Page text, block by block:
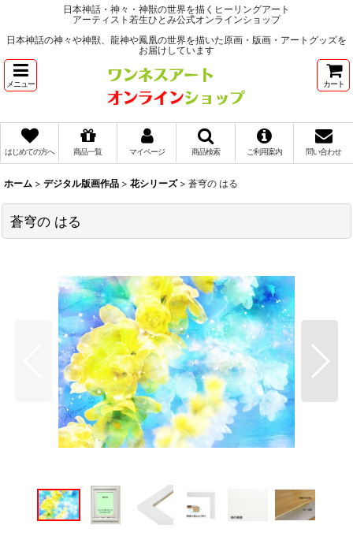
日本神話・神々・神獣の世界を描くヒーリングアート
アーティスト若生ひとみ公式オンラインショップ
日本神話の神々や神獣、龍神や鳳凰の世界を描いた原画・版画・アートグッズを
お届けしています
メニュー カート
はじめての方へ 商品一覧 マイページ 商品検索 ご利用案内 問い合わせ
ホーム > デジタル版画作品 > 花シリーズ > 蒼穹の はる
蒼穹の はる